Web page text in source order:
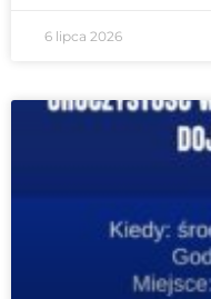
6 lipca 2026